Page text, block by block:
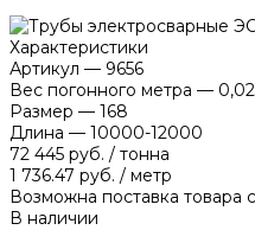
Характеристики
Артикул — 9656
Вес погонного метра —
Размер — 168
Длина — 10000-12000
72 445 руб. / тонна
1 736.47 руб. / метр
Возможна поставка товара
В наличии